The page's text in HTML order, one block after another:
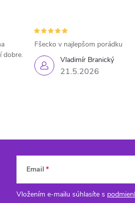
dobre.
Vladimír Branický
21.5.2026
Fšecko v najlepšom porádku
Email
Vložením e-mailu súhlasíte s